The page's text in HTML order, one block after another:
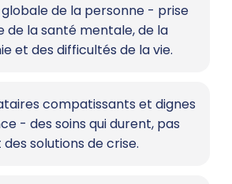
de la personne - prise
de la santé mentale, de la
et des difficultés de la vie.
compatissants et dignes
- des soins qui durent, pas
solutions de crise.